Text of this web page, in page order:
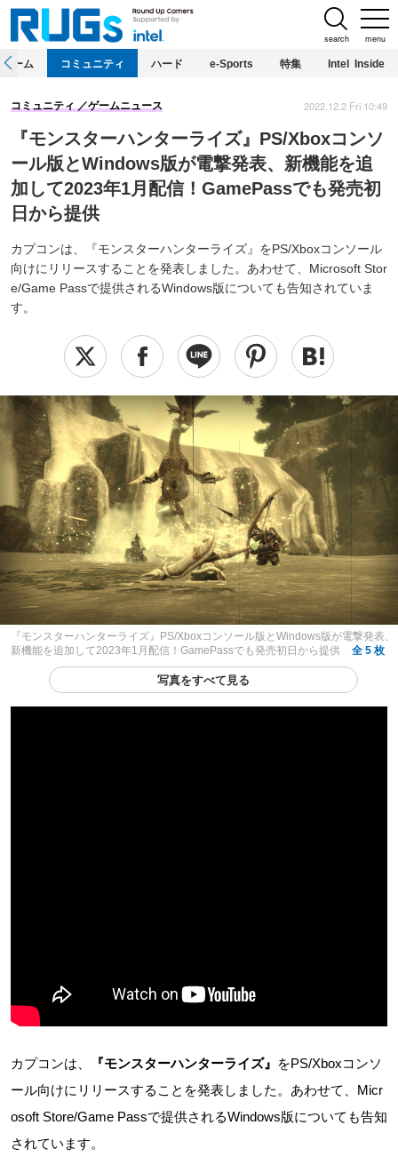
menu
search
ホーム コミュニティ ハード e-Sports 特集 Intel Inside
『モンスターハンターライズ』PS/Xboxコンソ
ール版とWindows版が電撃発表、新機能を追
加して2023年1月配信！GamePassでも発売初
日から提供
カプコンは、『モンスターハンターライズ』をPS/Xboxコンソール
向けにリリースすることを発表しました。あわせて、Microsoft Stor
e/Game Passで提供されるWindows版についても告知されていま
す。
コミュニティ ゲームニュース 2022.12.2 Fri 10:49
『モンスターハンターライズ』PS/Xboxコンソール版とWindows版が電撃発表、
新機能を追加して2023年1月配信！GamePassでも発売初日から提供
全 5 枚
写真をすべて見る
カプコンは、 『モンスターハンターライズ』 をPS/Xboxコンソ
ール向けにリリースすることを発表しました。あわせて、Micr
osoft Store/Game Passで提供されるWindows版についても告知
されています。